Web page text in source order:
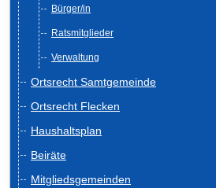
Bürger/in
Ratsmitglieder
Verwaltung
Ortsrecht Samtgemeinde
Ortsrecht Flecken
Haushaltsplan
Beiräte
Mitgliedsgemeinden